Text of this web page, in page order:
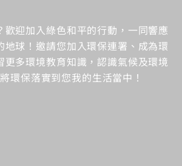
歡迎加入綠色和平的行動，一同響應
地球！邀請您加入環保連署、成為環
更多環境教育知識，認識氣候及環境
環保落實到您我的生活當中！